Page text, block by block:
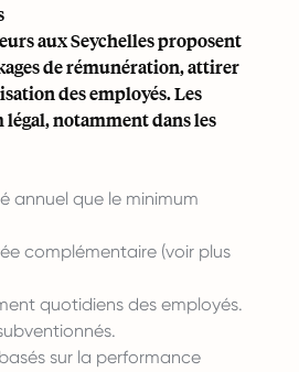
aux Seychelles proposent
de rémunération, attirer
des employés. Les
notamment dans les
annuel que le minimum
complémentaire (voir plus
quotidiens des employés.
sur la performance